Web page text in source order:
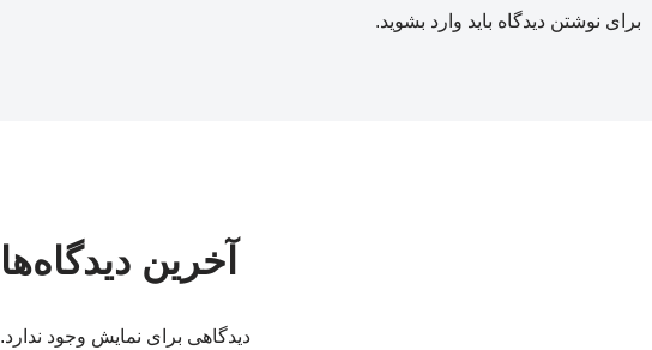
برای نوشتن دیدگاه باید وارد بشوید.
آخرین دیدگاه‌ها
دیدگاهی برای نمایش وجود ندارد.